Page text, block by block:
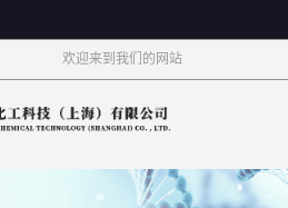
欢迎来到我们的网站